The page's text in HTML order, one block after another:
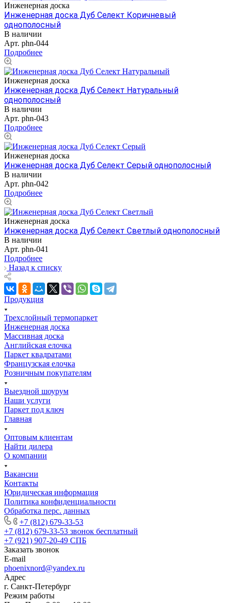
Инженерная доска
Инженерная доска Дуб Селект Коричневый
однополосный
В наличии
Арт. phn-044
Подробнее
Инженерная доска
Инженерная доска Дуб Селект Натуральный
однополосный
В наличии
Арт. phn-043
Подробнее
Инженерная доска
Инженерная доска Дуб Селект Серый однополосный
В наличии
Арт. phn-042
Подробнее
Инженерная доска
Инженерная доска Дуб Селект Светлый однополосный
В наличии
Арт. phn-041
Подробнее
Назад к списку
Продукция
Трехслойный термопаркет
Инженерная доска
Массивная доска
Английская елочка
Паркет квадратами
Французская елочка
Розничным покупателям
Выездной шоурум
Наши услуги
Паркет под ключ
Главная
Оптовым клиентам
Найти дилера
О компании
Вакансии
Контакты
Юридическая информация
Политика конфиденциальности
Обработка перс. данных
+7 (812) 679-33-53
+7 (812) 679-33-53 звонок бесплатный
+7 (921) 907-20-49 СПБ
Заказать звонок
E-mail
phoenixnord@yandex.ru
Адрес
г. Санкт-Петербург
Режим работы